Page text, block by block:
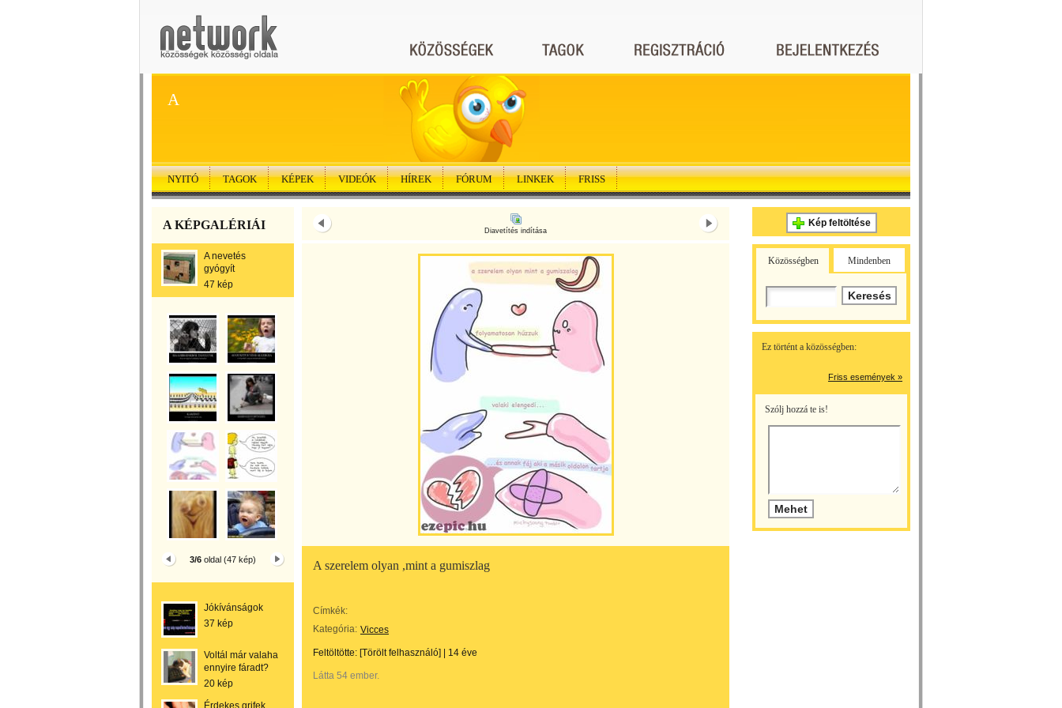
A
NYITÓ TAGOK KÉPEK VIDEÓK HÍREK FÓRUM LINKEK FRISS
A KÉPGALÉRIÁI
A nevetés
gyógyít
47 kép
3/6 oldal (47 kép)
Jókívánságok
37 kép
Voltál már valaha
ennyire fáradt?
20 kép
Érdekes grifek
Diavetítés indítása
A szerelem olyan ,mint a gumiszlag
Címkék:
Kategória: Vicces
Feltöltötte: [Törölt felhasználó] 14 éve
Látta 54 ember.
Kép feltöltése
Közösségben Mindenben
Ez történt a közösségben:
Friss események »
Szólj hozzá te is!